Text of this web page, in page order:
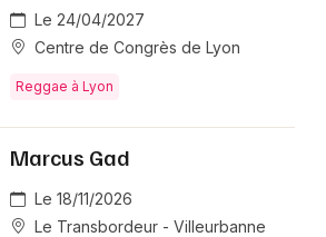
Le 24/04/2027
Centre de Congrès de Lyon
Reggae à Lyon
Marcus Gad
Le 18/11/2026
Le Transbordeur - Villeurbanne